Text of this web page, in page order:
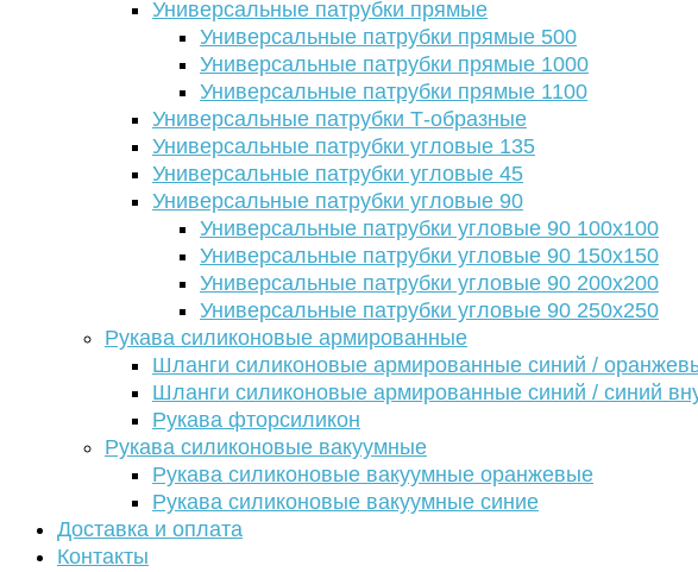
Универсальные патрубки прямые
Универсальные патрубки прямые 500
Универсальные патрубки прямые 1000
Универсальные патрубки прямые 1100
Универсальные патрубки Т-образные
Универсальные патрубки угловые 135
Универсальные патрубки угловые 45
Универсальные патрубки угловые 90
Универсальные патрубки угловые 90 100х100
Универсальные патрубки угловые 90 150х150
Универсальные патрубки угловые 90 200х200
Универсальные патрубки угловые 90 250х250
Рукава силиконовые армированные
Шланги силиконовые армированные синий /
Шланги силиконовые армированные синий / синий
Рукава фторсиликон
Рукава силиконовые вакуумные
Рукава силиконовые вакуумные оранжевые
Рукава силиконовые вакуумные синие
Доставка и оплата
Контакты